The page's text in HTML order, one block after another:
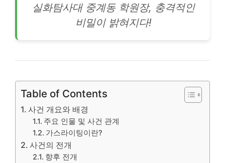
실화탐사대 중계동 학원장, 충격적인
비밀이 밝혀지다!
Table of Contents
사건 개요와 배경
주요 인물 및 사건 관계
가스라이팅이란?
사건의 전개
향후 전개